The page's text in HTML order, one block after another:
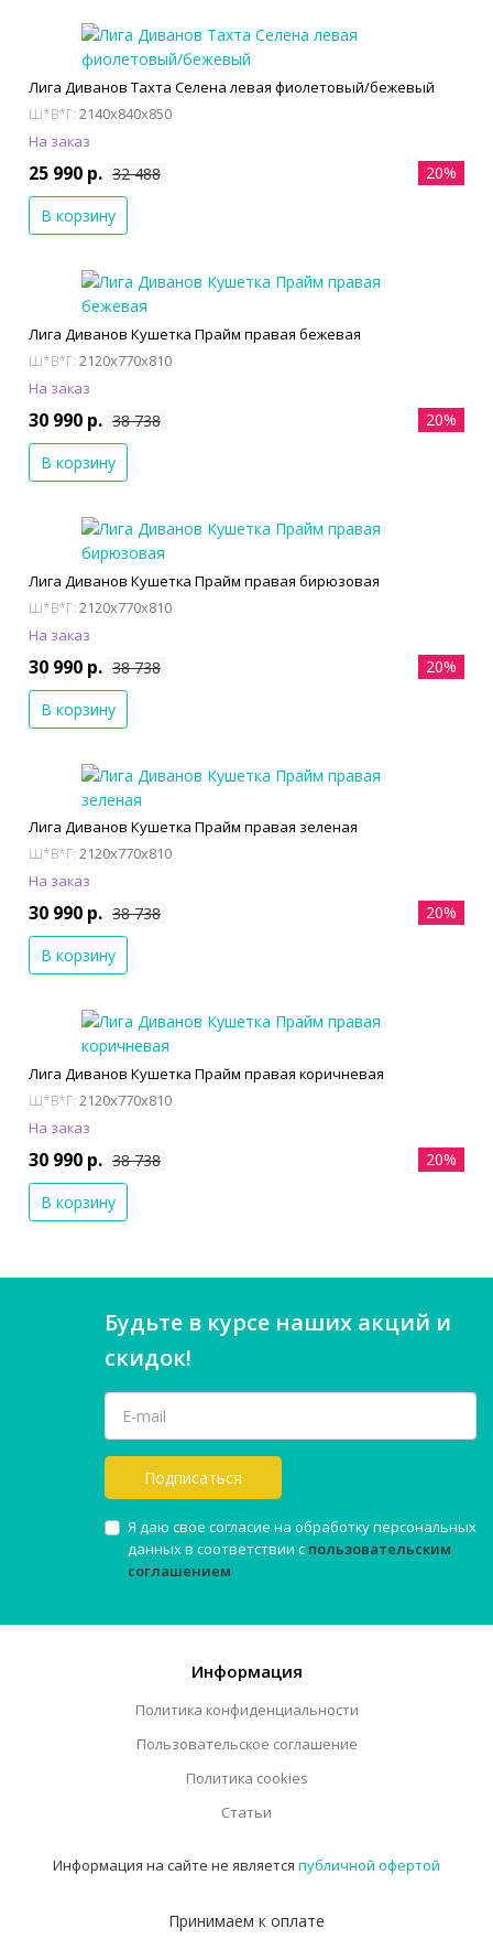
Лига Диванов Тахта Селена левая фиолетовый/бежевый
Ш*В*Г: 2140x840x850
На заказ
25 990 р. 32 488 20%
В корзину
Лига Диванов Кушетка Прайм правая бежевая
Ш*В*Г: 2120x770x810
На заказ
30 990 р. 38 738 20%
В корзину
Лига Диванов Кушетка Прайм правая бирюзовая
Ш*В*Г: 2120x770x810
На заказ
30 990 р. 38 738 20%
В корзину
Лига Диванов Кушетка Прайм правая зеленая
Ш*В*Г: 2120x770x810
На заказ
30 990 р. 38 738 20%
В корзину
Лига Диванов Кушетка Прайм правая коричневая
Ш*В*Г: 2120x770x810
На заказ
30 990 р. 38 738 20%
В корзину
Будьте в курсе наших акций и
скидок!
Подписаться
Я даю свое согласие на обработку персональных
данных в соответствии с пользовательским
соглашением
Информация
Политика конфиденциальности
Пользовательское соглашение
Политика cookies
Статьи
Информация на сайте не является публичной офертой
Принимаем к оплате